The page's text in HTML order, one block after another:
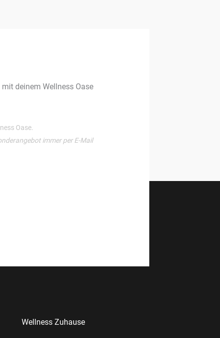
deinem Wellness Oase
Oase.
immer per E-Mail
Wellness Zuhause